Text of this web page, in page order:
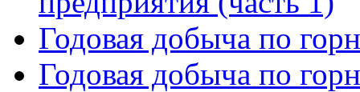
Годовая добыча по
Годовая добыча по